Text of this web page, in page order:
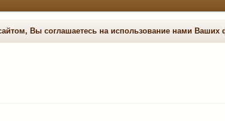
Вы соглашаетесь на использование нами